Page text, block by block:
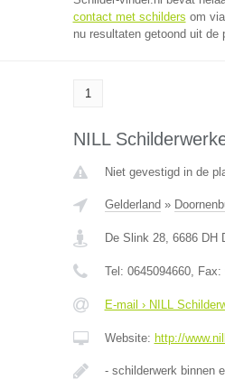
contact met schilders om
nu resultaten getoond uit de
1
NILL
Niet gevestigd in de
Gelderland »
De Slink 28, 6686 DH
Tel: 0645094660, Fax:
E-mail › NILL
Website: http://
- schilderwerk binnen